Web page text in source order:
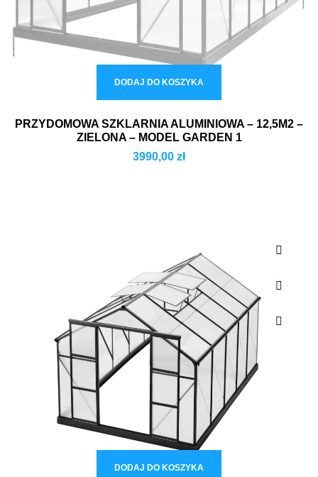
DODAJ DO KOSZYKA
PRZYDOMOWA SZKLARNIA ALUMINIOWA – 12,5M2 –
ZIELONA – MODEL GARDEN 1
3990,00 zł
DODAJ DO KOSZYKA